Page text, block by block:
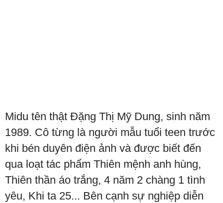
Midu tên thật Đặng Thị Mỹ Dung, sinh năm
1989. Cô từng là người mẫu tuổi teen trước
khi bén duyên điện ảnh và được biết đến
qua loạt tác phẩm Thiên mệnh anh hùng,
Thiên thần áo trắng, 4 năm 2 chàng 1 tình
yêu, Khi ta 25... Bên cạnh sự nghiệp diễn